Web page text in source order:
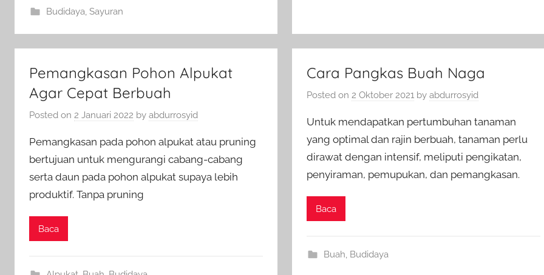
Budidaya Sayuran
Pemangkasan Pohon Alpukat
Agar Cepat Berbuah
Posted on 2 Januari 2022 by abdurrosyid
Pemangkasan pada pohon alpukat atau pruning
bertujuan untuk mengurangi cabang-cabang
serta daun pada pohon alpukat supaya lebih
produktif. Tanpa pruning
Baca
Cara Pangkas Buah Naga
Posted on2 Oktober 2021 byabdurrosyid
Untuk mendapatkan pertumbuhan tanaman
yang optimal dan rajin berbuah, tanaman perlu
dirawat dengan intensif, meliputi pengikatan,
penyiraman, pemupukan, dan pemangkasan.
Baca
Buah, Budidaya